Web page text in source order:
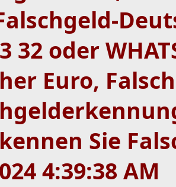
32 oder
Euro,
Sie
4:39:38 AM